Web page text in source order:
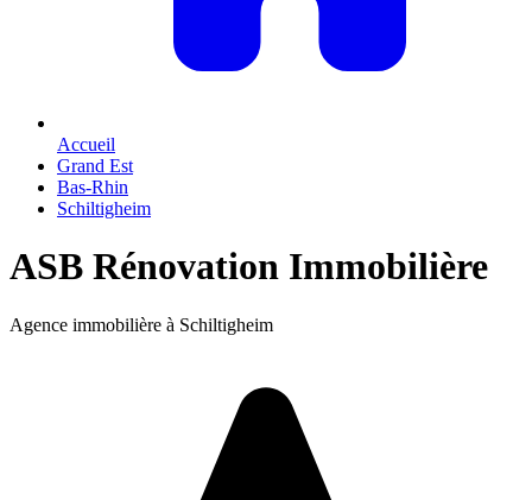
Accueil
Grand Est
Bas-Rhin
Schiltigheim
ASB Rénovation Immobilière
Agence immobilière à Schiltigheim